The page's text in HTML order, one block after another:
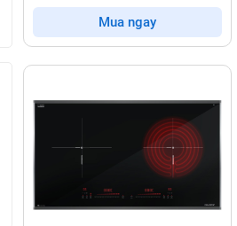
Mua ngay